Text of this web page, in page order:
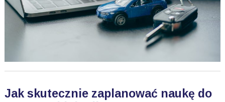
Jak skutecznie zaplanować naukę do